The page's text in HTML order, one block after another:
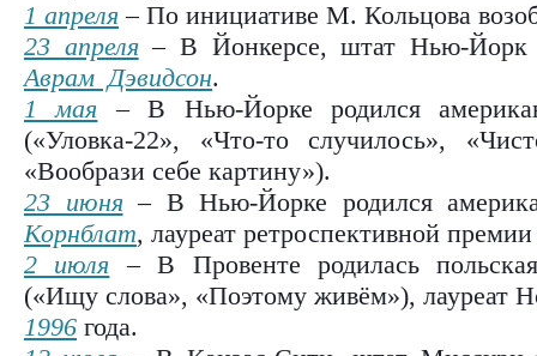
1 апреля – По инициативе М. Кольцова
23 апреля– В Йонкерсе, штат Нью-Йорк
Аврам Дэвидсон.
1 мая – В Нью-Йорке родился
(«Уловка-22», «Что-то случилось»,
«Вообрази себе картину»).
23 июня– В Нью-Йорке родился
Корнблат, лауреат ретроспективной
2 июля – В Провенте родилась
(«Ищу слова», «Поэтому живём»), лауреат
1996 года.